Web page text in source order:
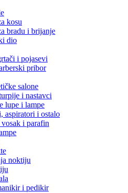
kosu
bradu i brijanje
dio
i pojasevi
pribor
salone
i nastavci
lupe i lampe
aspiratori i ostalo
i parafin
noktiju
i pedikir